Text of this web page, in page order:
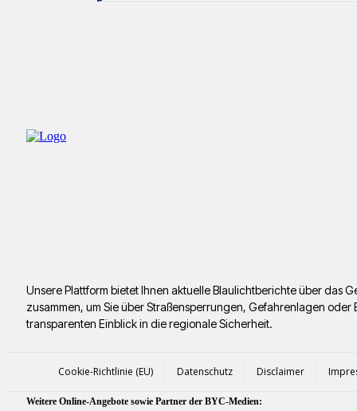
Unsere Plattform bietet Ihnen aktuelle Blaulichtberichte über das
zusammen, um Sie über Straßensperrungen, Gefahrenlagen
transparenten Einblick in die regionale Sicherheit.
Cookie-Richtlinie (EU) Datenschutz Disclaimer
Weitere Online-Angebote sowie Partner der BYC-Medien: